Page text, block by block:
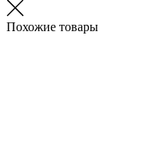
Похожие товары